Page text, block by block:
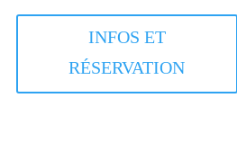
INFOS ET
RÉSERVATION